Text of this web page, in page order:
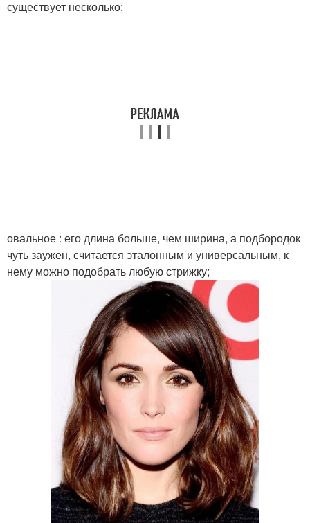
Каре на средние
волосы
существует несколько:
овальное : его длина больше, чем ширина, а подбородок
чуть заужен, считается эталонным и универсальным, к
нему можно подобрать любую стрижку;